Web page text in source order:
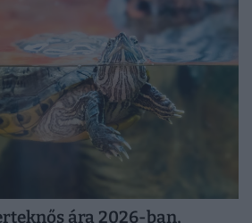
ára 2026-ban,